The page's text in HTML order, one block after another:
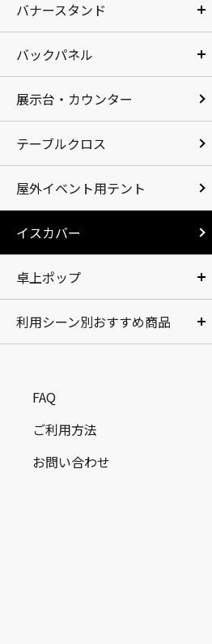
バナースタンド
バックパネル
展示台・カウンター
テーブルクロス
屋外イベント用テント
イスカバー
卓上ポップ
利用シーン別おすすめ商品
FAQ
ご利用方法
お問い合わせ